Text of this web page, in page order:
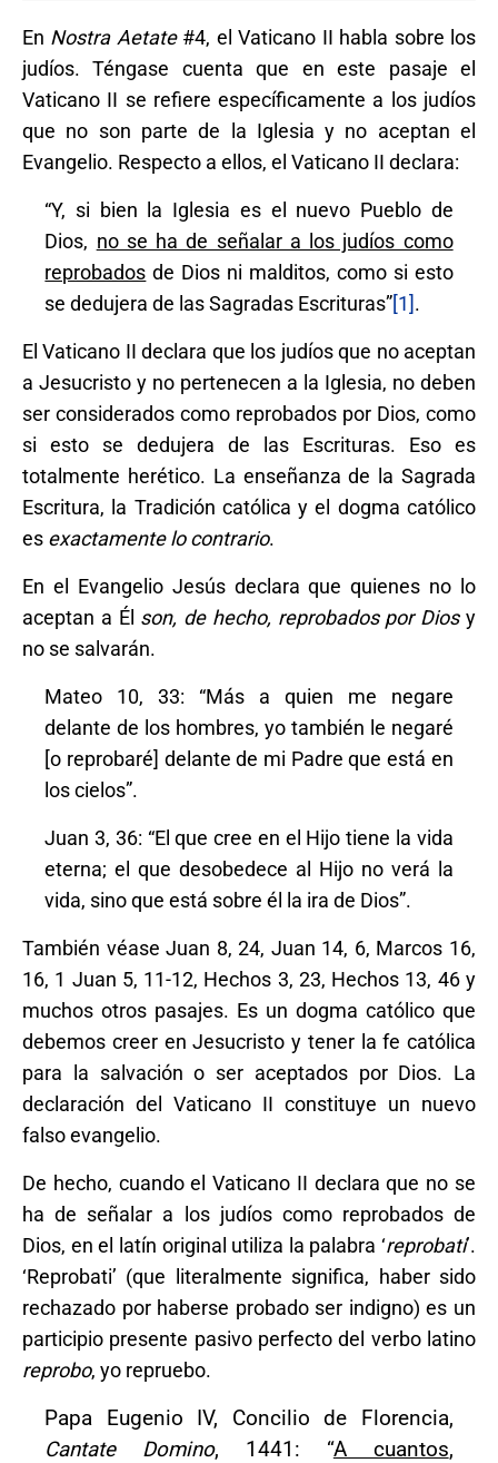
En Nostra Aetate#4, el Vaticano II habla sobre los
judíos. Téngase cuenta que en este pasaje el
Vaticano II se refiere específicamente a los judíos
que no son parte de la Iglesia y no aceptan el
Evangelio. Respecto a ellos, el Vaticano II declara:
“Y, si bien la Iglesia es el nuevo Pueblo de
Dios, no se ha de señalar a los judíos como
reprobados de Dios ni malditos, como si esto
se dedujera de las Sagradas Escrituras”[1].
El Vaticano II declara que los judíos que no aceptan
a Jesucristo y no pertenecen a la Iglesia, no deben
ser considerados como reprobados por Dios, como
si esto se dedujera de las Escrituras. Eso es
totalmente herético. La enseñanza de la Sagrada
Escritura, la Tradición católica y el dogma católico
es exactamente lo contrario.
En el Evangelio Jesús declara que quienes no lo
aceptan a Él son, de hecho, reprobados por Diosy
no se salvarán.
Mateo 10, 33: “Más a quien me negare
delante de los hombres, yo también le negaré
[o reprobaré] delante de mi Padre que está en
los cielos”.
Juan 3, 36: “El que cree en el Hijo tiene la vida
eterna; el que desobedece al Hijo no verá la
vida, sino que está sobre él la ira de Dios”.
También véase Juan 8, 24, Juan 14, 6, Marcos 16,
16, 1 Juan 5, 11-12, Hechos 3, 23, Hechos 13, 46 y
muchos otros pasajes. Es un dogma católico que
debemos creer en Jesucristo y tener la fe católica
para la salvación o ser aceptados por Dios. La
declaración del Vaticano II constituye un nuevo
falso evangelio.
De hecho, cuando el Vaticano II declara que no se
ha de señalar a los judíos como reprobados de
Dios, en el latín original utiliza la palabra ‘reprobati’.
‘Reprobati’ (que literalmente significa, haber sido
rechazado por haberse probado ser indigno) es un
participio presente pasivo perfecto del verbo latino
reprobo, yo repruebo.
Papa Eugenio IV, Concilio de Florencia,
Cantate Domino, 1441: “A cuantos,